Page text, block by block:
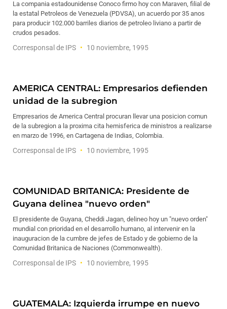
La compania estadounidense Conoco firmo hoy con Maraven, filial de
la estatal Petroleos de Venezuela (PDVSA), un acuerdo por 35 anos
para producir 102.000 barriles diarios de petroleo liviano a partir de
crudos pesados.
Corresponsal de IPS 10 noviembre, 1995
AMERICA CENTRAL: Empresarios defienden
unidad de la subregion
Empresarios de America Central procuran llevar una posicion comun
de la subregion a la proxima cita hemisferica de ministros a realizarse
en marzo de 1996, en Cartagena de Indias, Colombia.
Corresponsal de IPS 10 noviembre, 1995
COMUNIDAD BRITANICA: Presidente de
Guyana delinea "nuevo orden"
El presidente de Guyana, Cheddi Jagan, delineo hoy un "nuevo orden"
mundial con prioridad en el desarrollo humano, al intervenir en la
inauguracion de la cumbre de jefes de Estado y de gobierno de la
Comunidad Britanica de Naciones (Commonwealth).
Corresponsal de IPS 10 noviembre, 1995
GUATEMALA: Izquierda irrumpe en nuevo